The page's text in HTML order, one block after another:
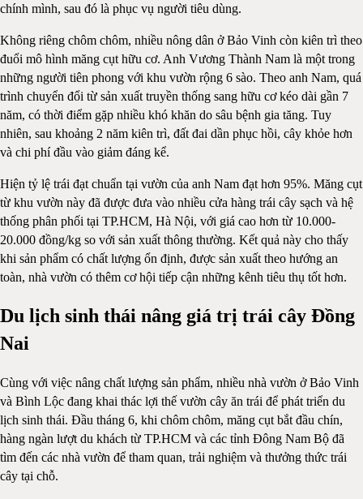
chính mình, sau đó là phục vụ người tiêu dùng.
Không riêng chôm chôm, nhiều nông dân ở Bảo Vinh còn kiên trì theo
đuổi mô hình măng cụt hữu cơ. Anh Vương Thành Nam là một trong
những người tiên phong với khu vườn rộng 6 sào. Theo anh Nam, quá
trình chuyển đổi từ sản xuất truyền thống sang hữu cơ kéo dài gần 7
năm, có thời điểm gặp nhiều khó khăn do sâu bệnh gia tăng. Tuy
nhiên, sau khoảng 2 năm kiên trì, đất đai dần phục hồi, cây khỏe hơn
và chi phí đầu vào giảm đáng kể.
Hiện tỷ lệ trái đạt chuẩn tại vườn của anh Nam đạt hơn 95%. Măng cụt
từ khu vườn này đã được đưa vào nhiều cửa hàng trái cây sạch và hệ
thống phân phối tại TP.HCM, Hà Nội, với giá cao hơn từ 10.000-
20.000 đồng/kg so với sản xuất thông thường. Kết quả này cho thấy
khi sản phẩm có chất lượng ổn định, được sản xuất theo hướng an
toàn, nhà vườn có thêm cơ hội tiếp cận những kênh tiêu thụ tốt hơn.
Du lịch sinh thái nâng giá trị trái cây Đồng
Nai
Cùng với việc nâng chất lượng sản phẩm, nhiều nhà vườn ở Bảo Vinh
và Bình Lộc đang khai thác lợi thế vườn cây ăn trái để phát triển du
lịch sinh thái. Đầu tháng 6, khi chôm chôm, măng cụt bắt đầu chín,
hàng ngàn lượt du khách từ TP.HCM và các tỉnh Đông Nam Bộ đã
tìm đến các nhà vườn để tham quan, trải nghiệm và thưởng thức trái
cây tại chỗ.